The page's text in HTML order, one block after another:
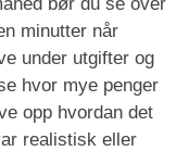
minutter når
under utgifter og
hvor mye penger
opp hvordan det
realistisk eller